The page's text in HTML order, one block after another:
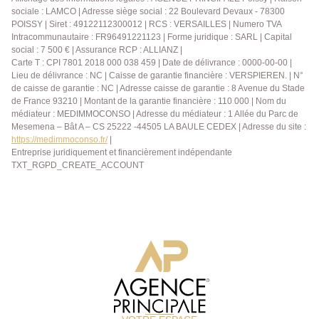
sociale : LAMCO | Adresse siège social : 22 Boulevard Devaux - 78300
POISSY | Siret : 49122112300012 | RCS : VERSAILLES | Numero TVA
Intracommunautaire : FR96491221123 | Forme juridique : SARL | Capital
social : 7 500 € | Assurance RCP : ALLIANZ |
Carte T : CPI 7801 2018 000 038 459 | Date de délivrance : 0000-00-00 |
Lieu de délivrance : NC | Caisse de garantie financière : VERSPIEREN. | N°
de caisse de garantie : NC | Adresse caisse de garantie : 8 Avenue du Stade
de France 93210 | Montant de la garantie financière : 110 000 | Nom du
médiateur : MEDIMMOCONSO | Adresse du médiateur : 1 Allée du Parc de
Mesemena – Bât A – CS 25222 -44505 LA BAULE CEDEX | Adresse du site :
https://medimmoconso.fr/|
Entreprise juridiquement et financièrement indépendante
TXT_RGPD_CREATE_ACCOUNT